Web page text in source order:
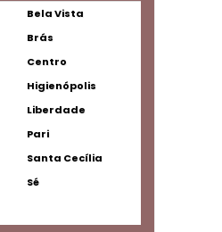
Bela Vista
Brás
Centro
Higienópolis
Liberdade
Pari
Santa Cecília
Sé